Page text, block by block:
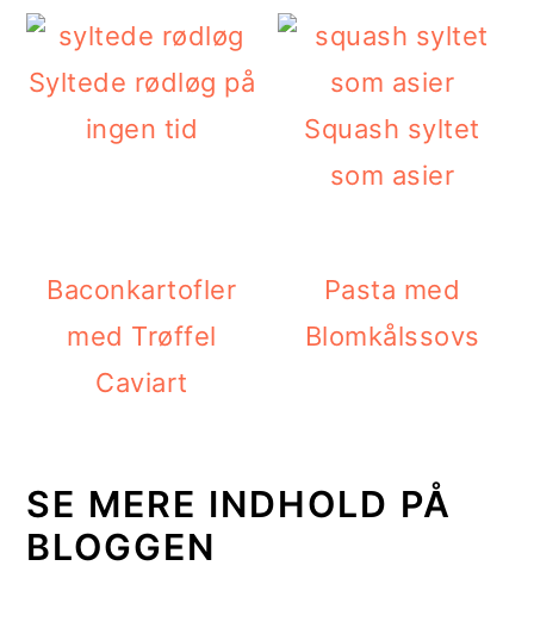
Syltede rødløg på
ingen tid
Squash syltet
som asier
Baconkartofler
med Trøffel
Caviart
Pasta med
Blomkålssovs
SE MERE INDHOLD PÅ
BLOGGEN